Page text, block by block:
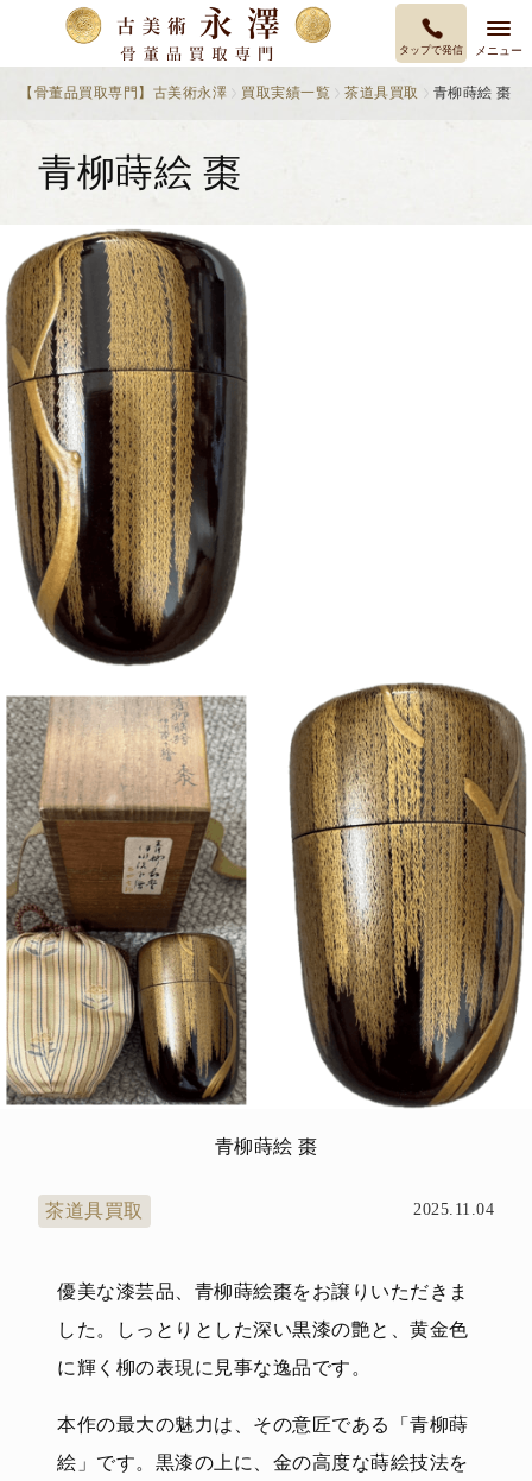
タップで発信 メニュー
【骨董品買取専門】古美術永澤 買取実績一覧 茶道具買取 青柳蒔絵 棗
青柳蒔絵 棗
青柳蒔絵 棗
茶道具買取 2025.11.04
優美な漆芸品、青柳蒔絵棗をお譲りいただきま
した。しっとりとした深い黒漆の艶と、黄金色
に輝く柳の表現に見事な逸品です。
本作の最大の魅力は、その意匠である「青柳蒔
絵」です。黒漆の上に、金の高度な蒔絵技法を